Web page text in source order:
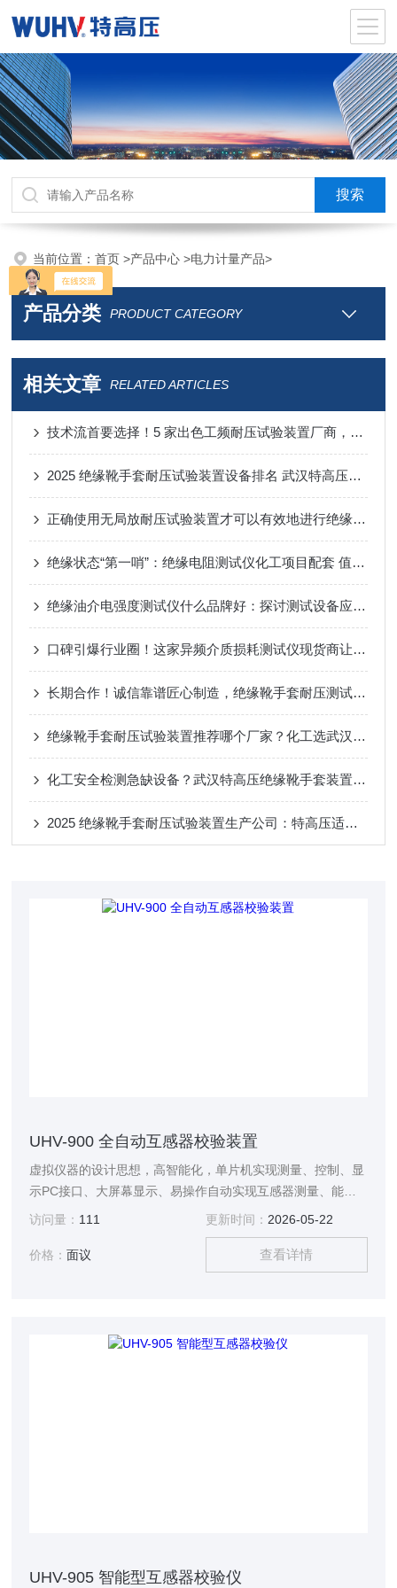
当前位置：首页>产品中心>电力计量产品>
产品分类 PRODUCT CATEGORY
相关文章 RELATED ARTICLES
技术流首要选择！5 家出色工频耐压试验装置厂商，核心技术先行同行
2025 绝缘靴手套耐压试验装置设备排名 武汉特高压凭智能适配获化工企业认可
正确使用无局放耐压试验装置才可以有效地进行绝缘元件的测试
绝缘状态“第一哨”：绝缘电阻测试仪化工项目配套 值得选择！
绝缘油介电强度测试仪什么品牌好：探讨测试设备应具何种“火眼金睛”
口碑引爆行业圈！这家异频介质损耗测试仪现货商让客户抢着下单
长期合作！诚信靠谱匠心制造，绝缘靴手套耐压测试仪认准武汉特高压电力科技
绝缘靴手套耐压试验装置推荐哪个厂家？化工选武汉特高压：抗腐、智能
化工安全检测急缺设备？武汉特高压绝缘靴手套装置，现货口碑双优
2025 绝缘靴手套耐压试验装置生产公司：特高压适配化工场景 安全高效获信赖
UHV-900 全自动互感器校验装置
虚拟仪器的设计思想，高智能化，单片机实现测量、控制、显
示PC接口、大屏幕显示、易操作自动实现互感器测量、能够
自动切换电流电压负载箱
访问量： 111 更新时间： 2026-05-22
价格：面议 查看详情
UHV-905 智能型互感器校验仪